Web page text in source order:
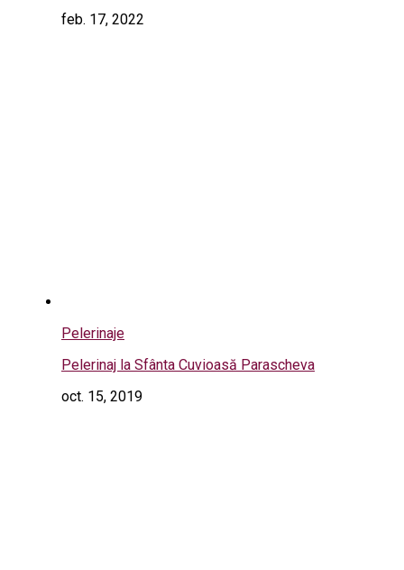
feb. 17, 2022
Pelerinaje
Pelerinaj la Sfânta Cuvioasă Parascheva
oct. 15, 2019